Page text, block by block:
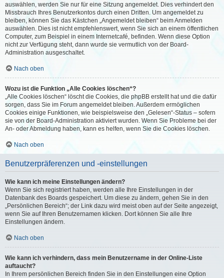
auswählen, werden Sie nur für eine Sitzung angemeldet. Dies verhindert den
Missbrauch Ihres Benutzerkontos durch einen Dritten. Um angemeldet zu
bleiben, können Sie das Kästchen „Angemeldet bleiben“ beim Anmelden
auswählen. Dies ist nicht empfehlenswert, wenn Sie sich an einem öffentlichen
Computer, zum Beispiel in einem Internetcafé, befinden. Wenn diese Option
nicht zur Verfügung steht, dann wurde sie vermutlich von der Board-
Administration ausgeschaltet.
Nach oben
Wozu ist die Funktion „Alle Cookies löschen“?
„Alle Cookies löschen“ löscht die Cookies, die phpBB erstellt hat und die dafür
sorgen, dass Sie im Forum angemeldet bleiben. Außerdem ermöglichen
Cookies einige Funktionen, wie beispielsweise den „Gelesen“-Status – sofern
sie von der Board-Administration aktiviert wurden. Wenn Sie Probleme bei der
An- oder Abmeldung haben, kann es helfen, wenn Sie die Cookies löschen.
Nach oben
Benutzerpräferenzen und -einstellungen
Wie kann ich meine Einstellungen ändern?
Wenn Sie sich registriert haben, werden alle Ihre Einstellungen in der
Datenbank des Boards gespeichert. Um diese zu ändern, gehen Sie in den
„Persönlichen Bereich“; der Link dazu wird meist oben auf der Seite angezeigt,
wenn Sie auf Ihren Benutzernamen klicken. Dort können Sie alle Ihre
Einstellungen ändern.
Nach oben
Wie kann ich verhindern, dass mein Benutzername in der Online-Liste
auftaucht?
In Ihrem persönlichen Bereich finden Sie in den Einstellungen eine Option